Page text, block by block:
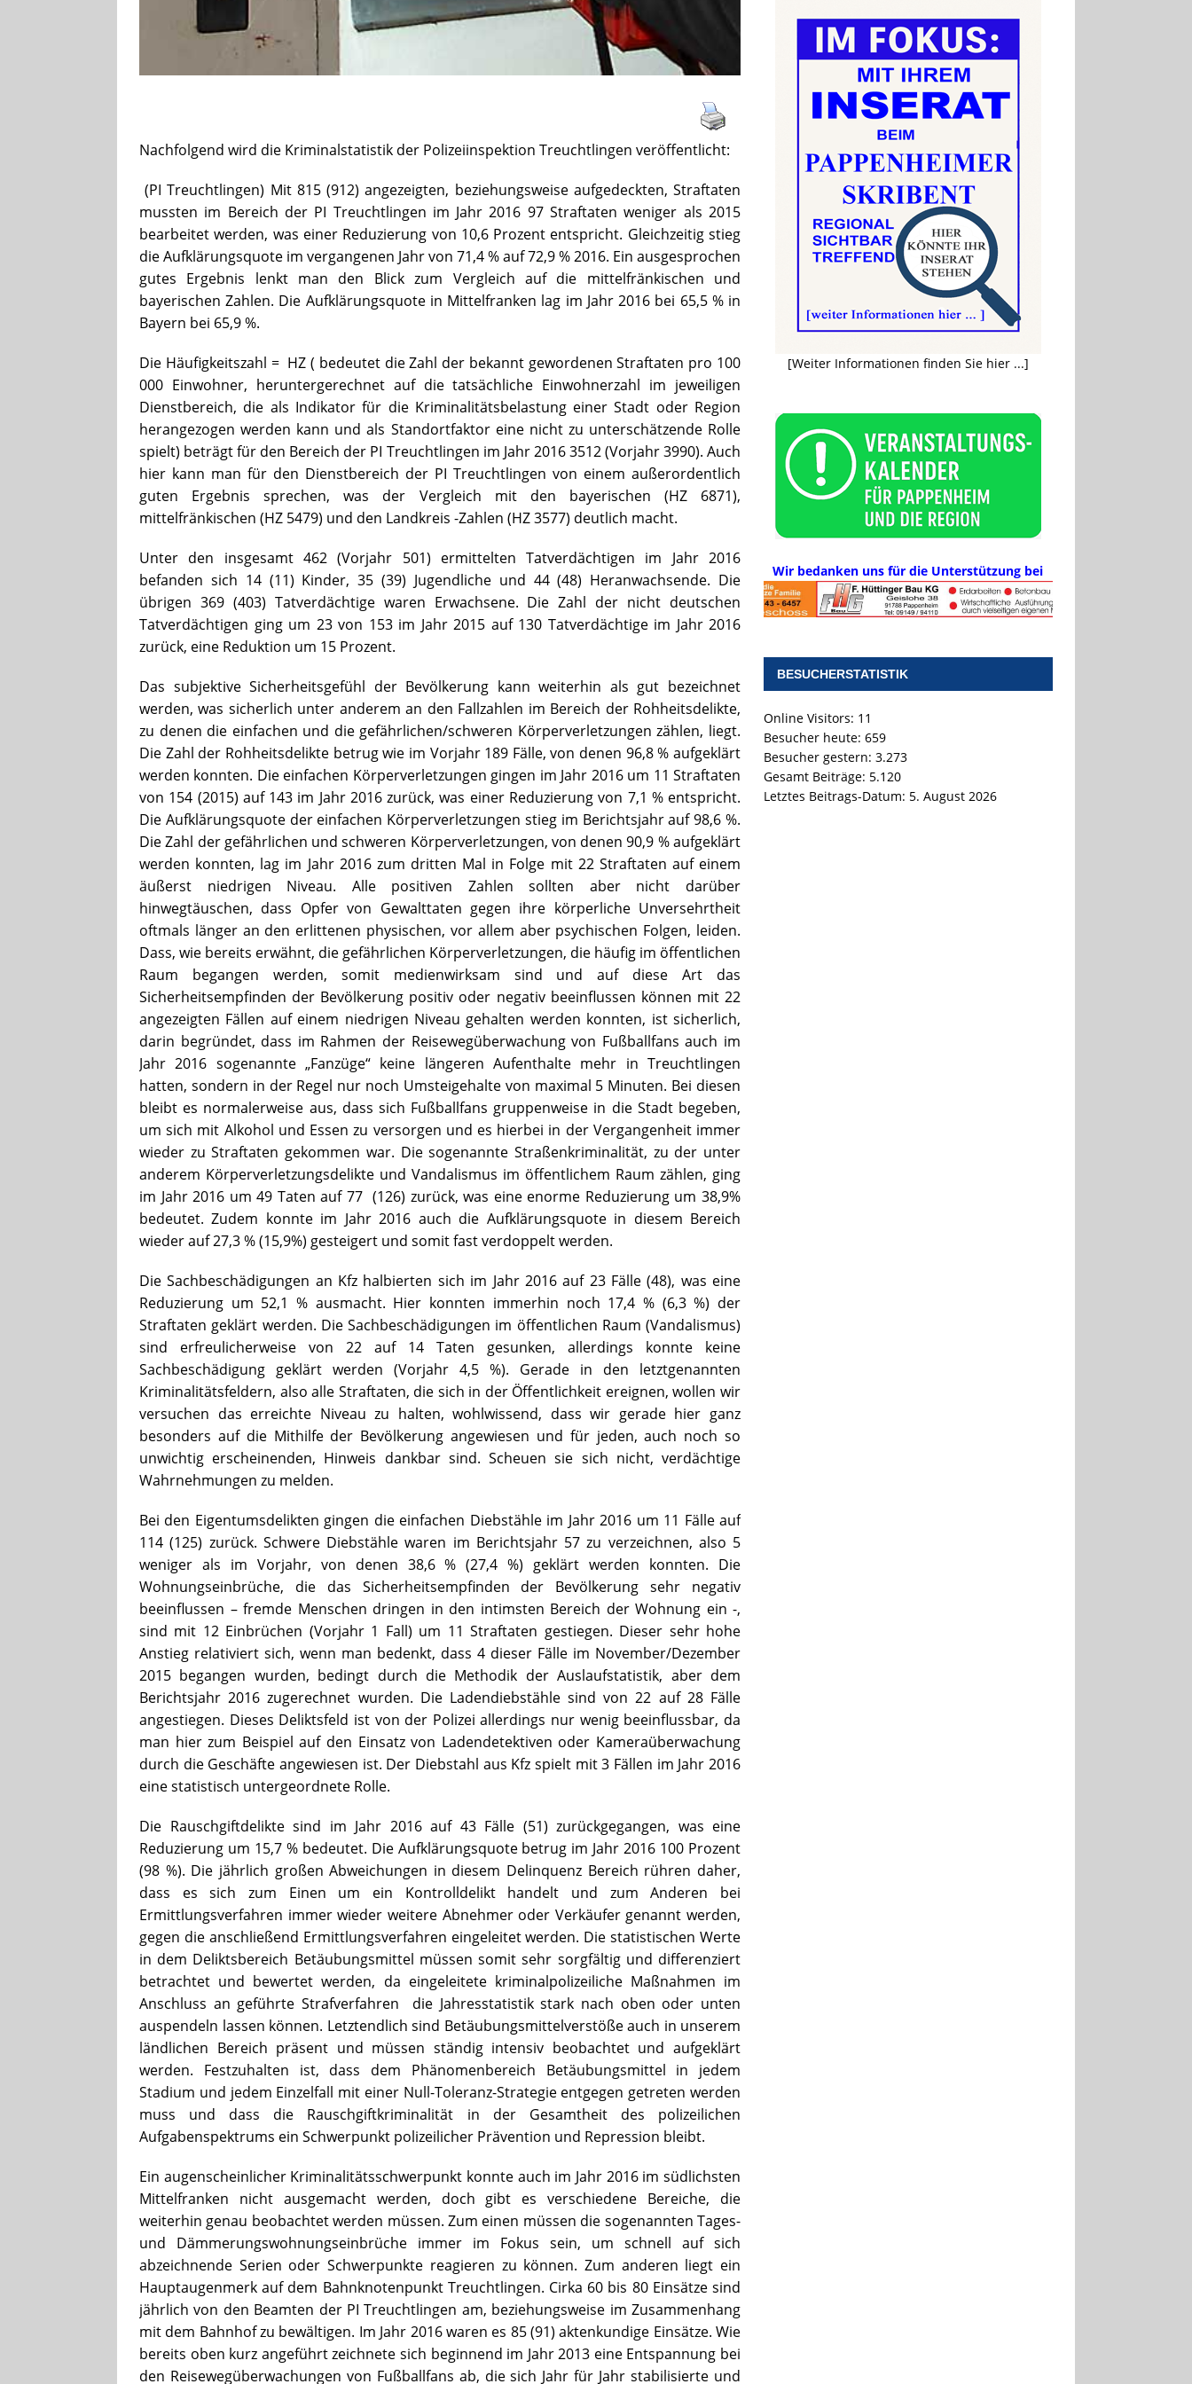
Nachfolgend wird die Kriminalstatistik der Polizeiinspektion Treuchtlingen veröffentlicht:
(PI Treuchtlingen) Mit 815 (912) angezeigten, beziehungsweise aufgedeckten, Straftaten
mussten im Bereich der PI Treuchtlingen im Jahr 2016 97 Straftaten weniger als 2015
bearbeitet werden, was einer Reduzierung von 10,6 Prozent entspricht. Gleichzeitig stieg
die Aufklärungsquote im vergangenen Jahr von 71,4 % auf 72,9 % 2016. Ein ausgesprochen
gutes Ergebnis lenkt man den Blick zum Vergleich auf die mittelfränkischen und
bayerischen Zahlen. Die Aufklärungsquote in Mittelfranken lag im Jahr 2016 bei 65,5 % in
Bayern bei 65,9 %.
Die Häufigkeitszahl = HZ ( bedeutet die Zahl der bekannt gewordenen Straftaten pro 100
000 Einwohner, heruntergerechnet auf die tatsächliche Einwohnerzahl im jeweiligen
Dienstbereich, die als Indikator für die Kriminalitätsbelastung einer Stadt oder Region
herangezogen werden kann und als Standortfaktor eine nicht zu unterschätzende Rolle
spielt) beträgt für den Bereich der PI Treuchtlingen im Jahr 2016 3512 (Vorjahr 3990). Auch
hier kann man für den Dienstbereich der PI Treuchtlingen von einem außerordentlich
guten Ergebnis sprechen, was der Vergleich mit den bayerischen (HZ 6871),
mittelfränkischen (HZ 5479) und den Landkreis -Zahlen (HZ 3577) deutlich macht.
Unter den insgesamt 462 (Vorjahr 501) ermittelten Tatverdächtigen im Jahr 2016
befanden sich 14 (11) Kinder, 35 (39) Jugendliche und 44 (48) Heranwachsende. Die
übrigen 369 (403) Tatverdächtige waren Erwachsene. Die Zahl der nicht deutschen
Tatverdächtigen ging um 23 von 153 im Jahr 2015 auf 130 Tatverdächtige im Jahr 2016
zurück, eine Reduktion um 15 Prozent.
Das subjektive Sicherheitsgefühl der Bevölkerung kann weiterhin als gut bezeichnet
werden, was sicherlich unter anderem an den Fallzahlen im Bereich der Rohheitsdelikte,
zu denen die einfachen und die gefährlichen/schweren Körperverletzungen zählen, liegt.
Die Zahl der Rohheitsdelikte betrug wie im Vorjahr 189 Fälle, von denen 96,8 % aufgeklärt
werden konnten. Die einfachen Körperverletzungen gingen im Jahr 2016 um 11 Straftaten
von 154 (2015) auf 143 im Jahr 2016 zurück, was einer Reduzierung von 7,1 % entspricht.
Die Aufklärungsquote der einfachen Körperverletzungen stieg im Berichtsjahr auf 98,6 %.
Die Zahl der gefährlichen und schweren Körperverletzungen, von denen 90,9 % aufgeklärt
werden konnten, lag im Jahr 2016 zum dritten Mal in Folge mit 22 Straftaten auf einem
äußerst niedrigen Niveau. Alle positiven Zahlen sollten aber nicht darüber
hinwegtäuschen, dass Opfer von Gewalttaten gegen ihre körperliche Unversehrtheit
oftmals länger an den erlittenen physischen, vor allem aber psychischen Folgen, leiden.
Dass, wie bereits erwähnt, die gefährlichen Körperverletzungen, die häufig im öffentlichen
Raum begangen werden, somit medienwirksam sind und auf diese Art das
Sicherheitsempfinden der Bevölkerung positiv oder negativ beeinflussen können mit 22
angezeigten Fällen auf einem niedrigen Niveau gehalten werden konnten, ist sicherlich,
darin begründet, dass im Rahmen der Reisewegüberwachung von Fußballfans auch im
Jahr 2016 sogenannte „Fanzüge“ keine längeren Aufenthalte mehr in Treuchtlingen
hatten, sondern in der Regel nur noch Umsteigehalte von maximal 5 Minuten. Bei diesen
bleibt es normalerweise aus, dass sich Fußballfans gruppenweise in die Stadt begeben,
um sich mit Alkohol und Essen zu versorgen und es hierbei in der Vergangenheit immer
wieder zu Straftaten gekommen war. Die sogenannte Straßenkriminalität, zu der unter
anderem Körperverletzungsdelikte und Vandalismus im öffentlichem Raum zählen, ging
im Jahr 2016 um 49 Taten auf 77 (126) zurück, was eine enorme Reduzierung um 38,9%
bedeutet. Zudem konnte im Jahr 2016 auch die Aufklärungsquote in diesem Bereich
wieder auf 27,3 % (15,9%) gesteigert und somit fast verdoppelt werden.
Die Sachbeschädigungen an Kfz halbierten sich im Jahr 2016 auf 23 Fälle (48), was eine
Reduzierung um 52,1 % ausmacht. Hier konnten immerhin noch 17,4 % (6,3 %) der
Straftaten geklärt werden. Die Sachbeschädigungen im öffentlichen Raum (Vandalismus)
sind erfreulicherweise von 22 auf 14 Taten gesunken, allerdings konnte keine
Sachbeschädigung geklärt werden (Vorjahr 4,5 %). Gerade in den letztgenannten
Kriminalitätsfeldern, also alle Straftaten, die sich in der Öffentlichkeit ereignen, wollen wir
versuchen das erreichte Niveau zu halten, wohlwissend, dass wir gerade hier ganz
besonders auf die Mithilfe der Bevölkerung angewiesen und für jeden, auch noch so
unwichtig erscheinenden, Hinweis dankbar sind. Scheuen sie sich nicht, verdächtige
Wahrnehmungen zu melden.
Bei den Eigentumsdelikten gingen die einfachen Diebstähle im Jahr 2016 um 11 Fälle auf
114 (125) zurück. Schwere Diebstähle waren im Berichtsjahr 57 zu verzeichnen, also 5
weniger als im Vorjahr, von denen 38,6 % (27,4 %) geklärt werden konnten. Die
Wohnungseinbrüche, die das Sicherheitsempfinden der Bevölkerung sehr negativ
beeinflussen – fremde Menschen dringen in den intimsten Bereich der Wohnung ein -,
sind mit 12 Einbrüchen (Vorjahr 1 Fall) um 11 Straftaten gestiegen. Dieser sehr hohe
Anstieg relativiert sich, wenn man bedenkt, dass 4 dieser Fälle im November/Dezember
2015 begangen wurden, bedingt durch die Methodik der Auslaufstatistik, aber dem
Berichtsjahr 2016 zugerechnet wurden. Die Ladendiebstähle sind von 22 auf 28 Fälle
angestiegen. Dieses Deliktsfeld ist von der Polizei allerdings nur wenig beeinflussbar, da
man hier zum Beispiel auf den Einsatz von Ladendetektiven oder Kameraüberwachung
durch die Geschäfte angewiesen ist. Der Diebstahl aus Kfz spielt mit 3 Fällen im Jahr 2016
eine statistisch untergeordnete Rolle.
Die Rauschgiftdelikte sind im Jahr 2016 auf 43 Fälle (51) zurückgegangen, was eine
Reduzierung um 15,7 % bedeutet. Die Aufklärungsquote betrug im Jahr 2016 100 Prozent
(98 %). Die jährlich großen Abweichungen in diesem Delinquenz Bereich rühren daher,
dass es sich zum Einen um ein Kontrolldelikt handelt und zum Anderen bei
Ermittlungsverfahren immer wieder weitere Abnehmer oder Verkäufer genannt werden,
gegen die anschließend Ermittlungsverfahren eingeleitet werden. Die statistischen Werte
in dem Deliktsbereich Betäubungsmittel müssen somit sehr sorgfältig und differenziert
betrachtet und bewertet werden, da eingeleitete kriminalpolizeiliche Maßnahmen im
Anschluss an geführte Strafverfahren die Jahresstatistik stark nach oben oder unten
auspendeln lassen können. Letztendlich sind Betäubungsmittelverstöße auch in unserem
ländlichen Bereich präsent und müssen ständig intensiv beobachtet und aufgeklärt
werden. Festzuhalten ist, dass dem Phänomenbereich Betäubungsmittel in jedem
Stadium und jedem Einzelfall mit einer Null-Toleranz-Strategie entgegen getreten werden
muss und dass die Rauschgiftkriminalität in der Gesamtheit des polizeilichen
Aufgabenspektrums ein Schwerpunkt polizeilicher Prävention und Repression bleibt.
Ein augenscheinlicher Kriminalitätsschwerpunkt konnte auch im Jahr 2016 im südlichsten
Mittelfranken nicht ausgemacht werden, doch gibt es verschiedene Bereiche, die
weiterhin genau beobachtet werden müssen. Zum einen müssen die sogenannten Tages-
und Dämmerungswohnungseinbrüche immer im Fokus sein, um schnell auf sich
abzeichnende Serien oder Schwerpunkte reagieren zu können. Zum anderen liegt ein
Hauptaugenmerk auf dem Bahnknotenpunkt Treuchtlingen. Cirka 60 bis 80 Einsätze sind
jährlich von den Beamten der PI Treuchtlingen am, beziehungsweise im Zusammenhang
mit dem Bahnhof zu bewältigen. Im Jahr 2016 waren es 85 (91) aktenkundige Einsätze. Wie
bereits oben kurz angeführt zeichnete sich beginnend im Jahr 2013 eine Entspannung bei
den Reisewegüberwachungen von Fußballfans ab, die sich Jahr für Jahr stabilisierte und
[Weiter Informationen finden Sie hier ...]
Wir bedanken uns für die Unterstützung bei
BESUCHERSTATISTIK
Online Visitors: 11
Besucher heute: 659
Besucher gestern: 3.273
Gesamt Beiträge: 5.120
Letztes Beitrags-Datum: 5. August 2026